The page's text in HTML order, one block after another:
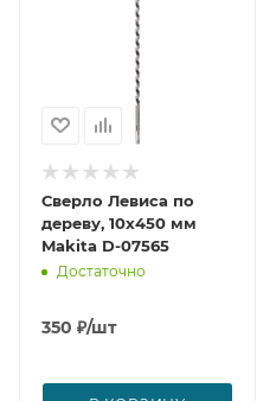
Сверло Левиса по
дереву, 10x450 мм
Makita D-07565
Достаточно
350 ₽/шт